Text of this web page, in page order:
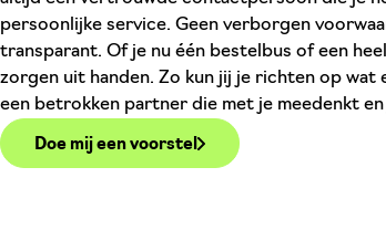
persoonlijke service. Geen verborgen
transparant. Of je nu één bestelbus of een
zorgen uit handen. Zo kun jij je richten op wat
een betrokken partner die met je meedenkt
Doe mij een voorstel